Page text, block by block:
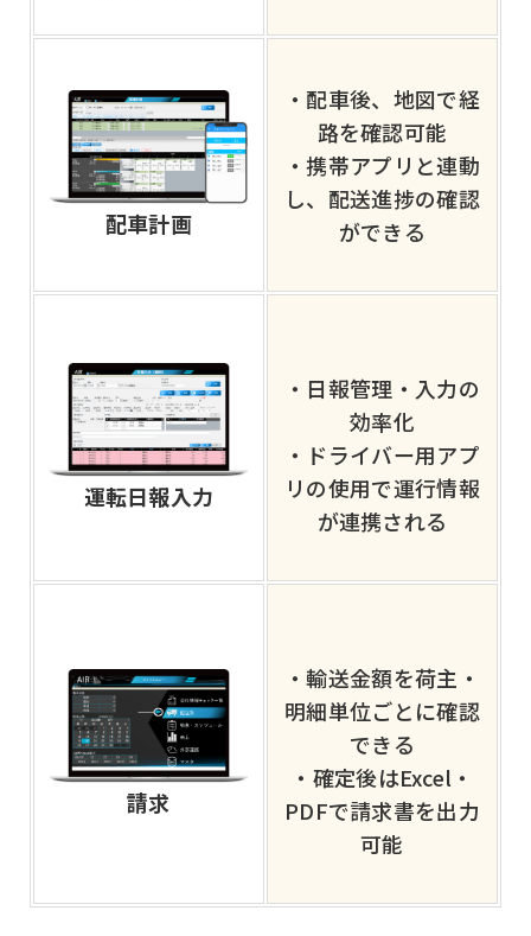
配車計画
・配車後、地図で経
路を確認可能
・携帯アプリと連動
し、配送進捗の確認
ができる
運転日報入力
・日報管理・入力の
効率化
・ドライバー用アプ
リの使用で運行情報
が連携される
請求
・輸送金額を荷主・
明細単位ごとに確認
できる
・確定後はExcel・
PDFで請求書を出力
可能